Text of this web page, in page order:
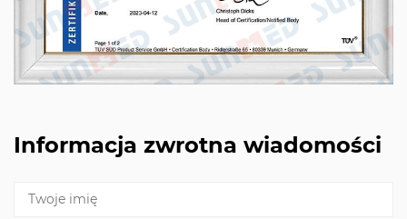
Informacja zwrotna wiadomości